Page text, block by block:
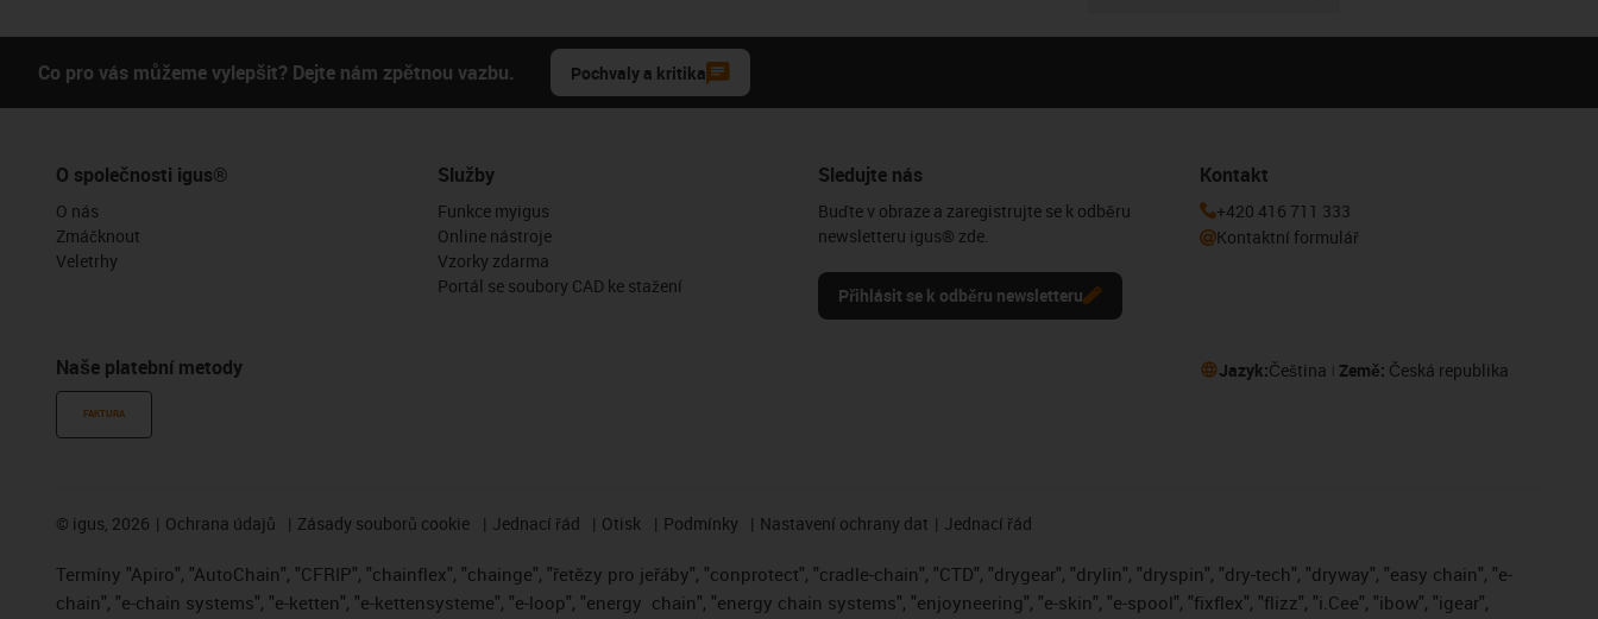
Co pro vás můžeme vylepšit? Dejte nám zpětnou vazbu. Pochvaly a kritika
O společnosti igus®
O nás
Zmáčknout
Veletrhy
Naše platební metody
FAKTURA
Služby
Funkce myigus
Online nástroje
Vzorky zdarma
Portál se soubory CAD ke stažení
Sledujte nás
Buďte v obraze a zaregistrujte se k odběru
newsletteru igus® zde.
Přihlásit se k odběru newsletteru
Kontakt
+420 416 711 333
Kontaktní formulář
Jazyk:Čeština Země: Česká republika
© igus, 2026 Ochrana údajů Zásady souborů cookie Jednací řád Otisk Podmínky Nastavení ochrany dat Jednací řád
Termíny "Apiro", "AutoChain", "CFRIP", "chainflex", "chainge", "řetězy pro jeřáby", "conprotect", "cradle-chain", "CTD", "drygear", "drylin", "dryspin", "dry-tech", "dryway", "easy chain", "e-
chain", "e-chain systems", "e-ketten", "e-kettensysteme", "e-loop", "energy chain", "energy chain systems", "enjoyneering", "e-skin", "e-spool", "fixflex", "flizz", "i.Cee", "ibow", "igear",